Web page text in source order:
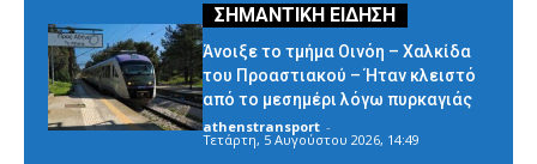
Άνοιξε το τμήμα Οινόη – Χαλκίδα
του Προαστιακού – Ήταν κλειστό
από το μεσημέρι λόγω πυρκαγιάς
athenstransport -
Τετάρτη, 5 Αυγούστου 2026, 14:49